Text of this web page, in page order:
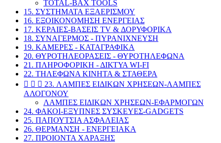
TOTAL-BAX TOOLS
15. ΣΥΣΤΗΜΑΤΑ ΕΞΑΕΡΙΣΜΟΥ
16. ΕΞΟΙΚΟΝΟΜΗΣΗ ΕΝΕΡΓΕΙΑΣ
17. ΚΕΡΑΙΕΣ-BAΣΕΙΣ TV & ΔΟΡΥΦΟΡΙΚΑ
18. ΣΥΝΑΓΕΡΜΟΣ - ΠΥΡΑΝΙΧΝΕΥΣΗ
19. ΚΑΜΕΡΕΣ - ΚΑΤΑΓΡΑΦΙΚΑ
20. ΘΥΡΟΤΗΛΕΟΡΑΣΕΙΣ - ΘΥΡΟΤΗΛΕΦΩΝΑ
21. ΠΛΗΡΟΦΟΡΙΚΗ - ΔΙΚΤΥΑ WI-FI
22. ΤΗΛΕΦΩΝΑ ΚΙΝΗΤΑ & ΣΤΑΘΕΡΑ
   23. ΛΑΜΠΕΣ ΕΙΔΙΚΩΝ ΧΡΗΣΕΩΝ-ΛΑΜΠΕΣ
ΑΛΟΓΟΝΟΥ
ΛΑΜΠΕΣ ΕΙΔΙΚΩΝ ΧΡΗΣΕΩΝ-ΕΦΑΡΜΟΓΩΝ
24. ΦΑΚΟΙ-ΕΞΥΠΝΕΣ ΣΥΣΚΕΥΕΣ-GADGETS
25. ΠΑΠΟΥΤΣΙΑ ΑΣΦΑΛΕΙΑΣ
26. ΘΕΡΜΑΝΣΗ - ΕΝΕΡΓΕΙΑΚΑ
27. ΠΡΟΙΟΝΤΑ ΧΑΡΑΞΗΣ